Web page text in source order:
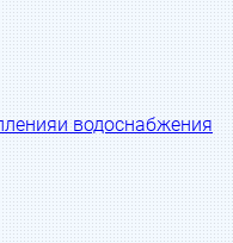
и водоснабжения